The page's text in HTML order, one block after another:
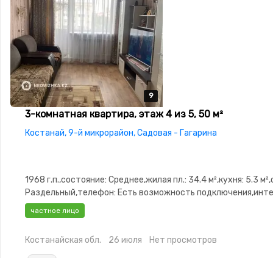
9
9
9
9
9
3-комнатная квартира, этаж 4 из 5, 50 м²
Костанай, 9-й микрорайон, Садовая - Гагарина
1968 г.п.,состояние: Среднее,жилая пл.: 34.4 м²,кухня: 5.3
Раздельный,телефон: Есть возможность
ADSL,Частично меблирована,Частично
меблирована,Домофон,Пластиковые окна,Кладовка,Тихий
частное лицо
Костанайская обл. 26 июля Нет просмотров